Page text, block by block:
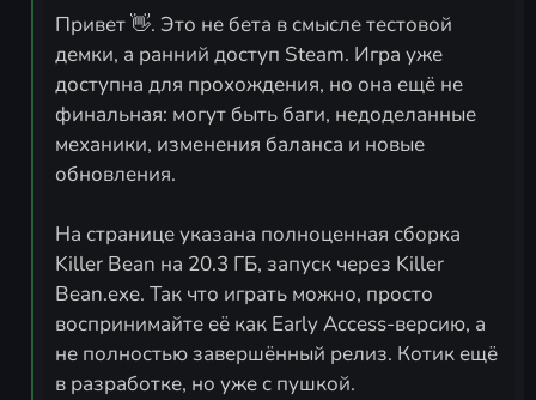
Привет 👋. Это не бета в смысле тестовой
демки, а ранний доступ Steam. Игра уже
доступна для прохождения, но она ещё не
финальная: могут быть баги, недоделанные
механики, изменения баланса и новые
обновления.
На странице указана полноценная сборка
Killer Bean на 20.3 ГБ, запуск через Killer
Bean.exe. Так что играть можно, просто
воспринимайте её как Early Access-версию, а
не полностью завершённый релиз. Котик ещё
в разработке, но уже с пушкой.